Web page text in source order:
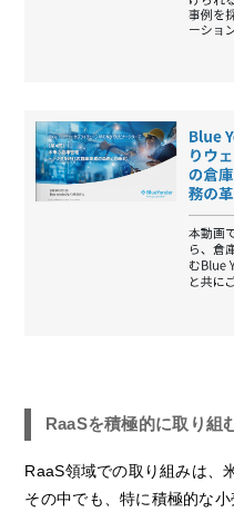
RaaSを積極的に取り組
RaaS領域での取り組みは、
その中でも、特に積極的な